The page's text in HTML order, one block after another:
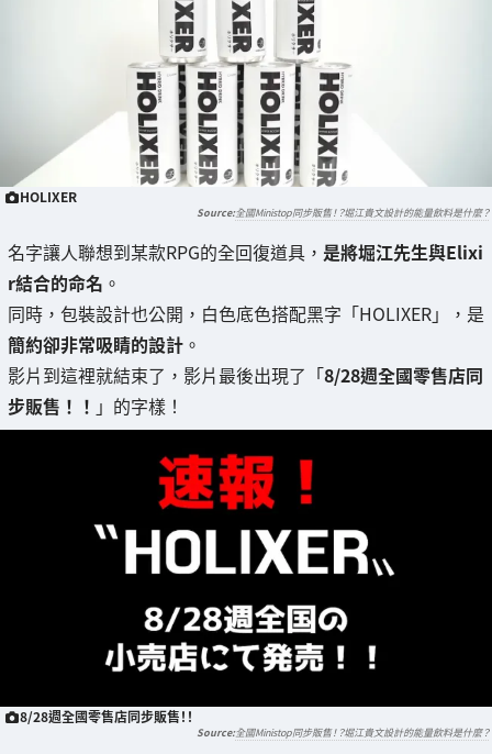
HOLIXER
全國Ministop同步販售！？堀江貴文設計的能量飲料是什麼？
名字讓人聯想到某款RPG的全回復道具， 是將堀江先生與Elixi
r結合的命名 。
同時，包裝設計也公開，白色底色搭配黑字「HOLIXER」，是
簡約卻非常吸睛的設計 。
影片到這裡就結束了，影片最後出現了「8/28週全國零售店同
步販售！！ 」的字樣！
8/28週全國零售店同步販售！！
全國Ministop同步販售！？堀江貴文設計的能量飲料是什麼？